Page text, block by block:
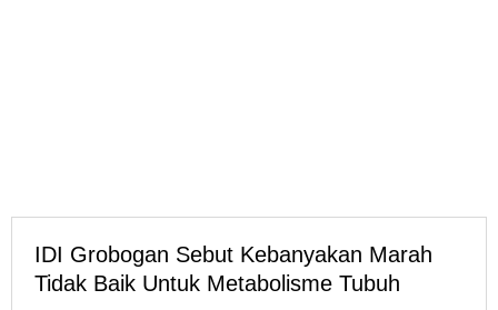
IDI Grobogan Sebut Kebanyakan Marah
Tidak Baik Untuk Metabolisme Tubuh